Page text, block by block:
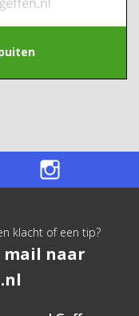
klacht of een tip?
mail naar